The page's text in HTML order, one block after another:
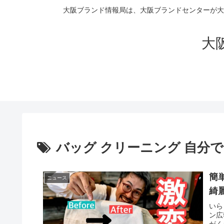
大阪ブランド情報局は、大阪ブランドセンターが
大
バッグ クリーニング 自分で
ニュース
簡
綺
い
ン